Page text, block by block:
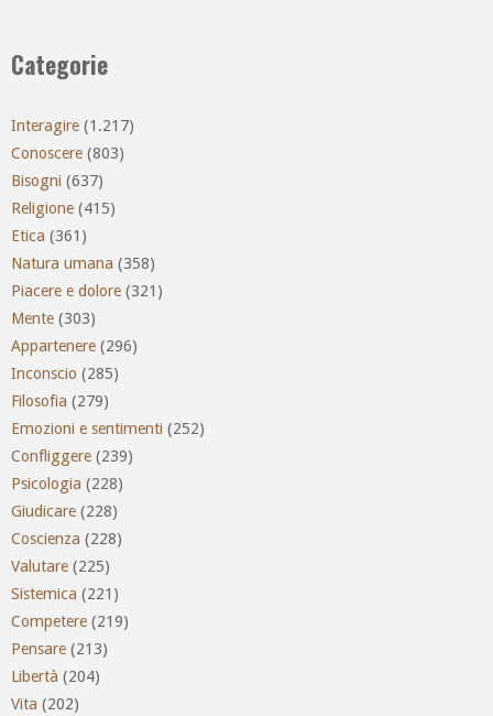
Categorie
Interagire (1.217)
Conoscere (803)
Bisogni (637)
Religione (415)
Etica (361)
Natura umana (358)
Piacere e dolore (321)
Mente (303)
Appartenere (296)
Inconscio (285)
Filosofia (279)
Emozioni e sentimenti (252)
Confliggere (239)
Psicologia (228)
Giudicare (228)
Coscienza (228)
Valutare (225)
Sistemica (221)
Competere (219)
Pensare (213)
Libertà (204)
Vita (202)